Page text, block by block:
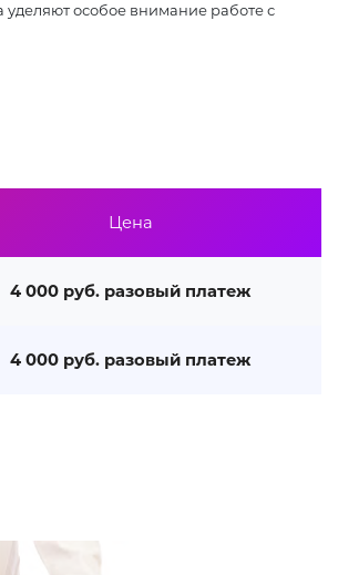
особое внимание работе с
Цена
4 000 руб. разовый платеж
4 000 руб. разовый платеж